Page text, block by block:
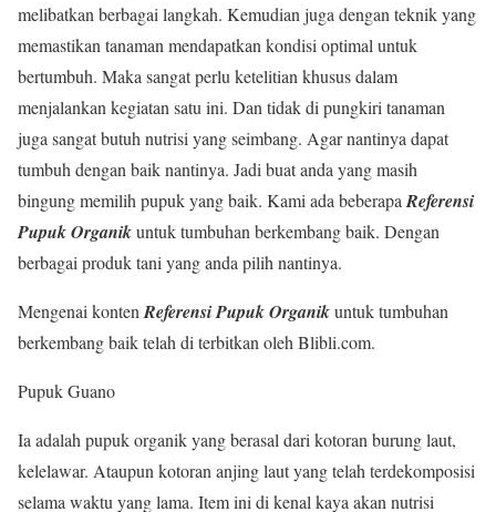
melibatkan berbagai langkah. Kemudian juga dengan teknik yang
memastikan tanaman mendapatkan kondisi optimal untuk
bertumbuh. Maka sangat perlu ketelitian khusus dalam
menjalankan kegiatan satu ini. Dan tidak di pungkiri tanaman
juga sangat butuh nutrisi yang seimbang. Agar nantinya dapat
tumbuh dengan baik nantinya. Jadi buat anda yang masih
bingung memilih pupuk yang baik. Kami ada beberapa Referensi
Pupuk Organikuntuk tumbuhan berkembang baik. Dengan
berbagai produk tani yang anda pilih nantinya.
Mengenai konten Referensi Pupuk Organikuntuk tumbuhan
berkembang baik telah di terbitkan oleh Blibli.com.
Pupuk Guano
Ia adalah pupuk organik yang berasal dari kotoran burung laut,
kelelawar. Ataupun kotoran anjing laut yang telah terdekomposisi
selama waktu yang lama. Item ini di kenal kaya akan nutrisi